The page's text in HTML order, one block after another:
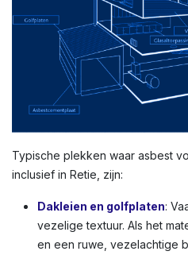
Typische plekken waar asbest
inclusief in Retie, zijn:
Dakleien en golfplaten:
vezelige textuur. Als het
en een ruwe, vezelachtige